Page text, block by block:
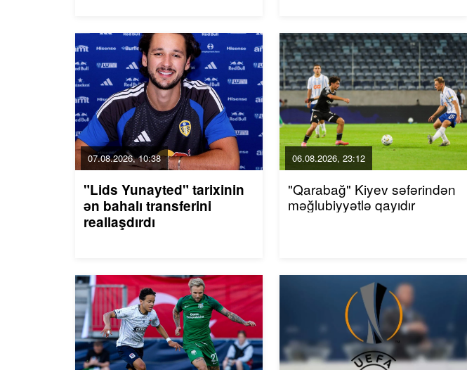
07.08.2026, 10:38
"Lids Yunayted" tarixinin
ən bahalı transferini
reallaşdırdı
06.08.2026, 23:12
"Qarabağ" Kiyev səfərindən
məğlubiyyətlə qayıdır